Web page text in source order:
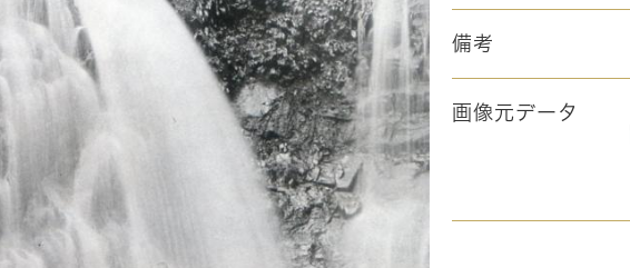
備考
画像元データ